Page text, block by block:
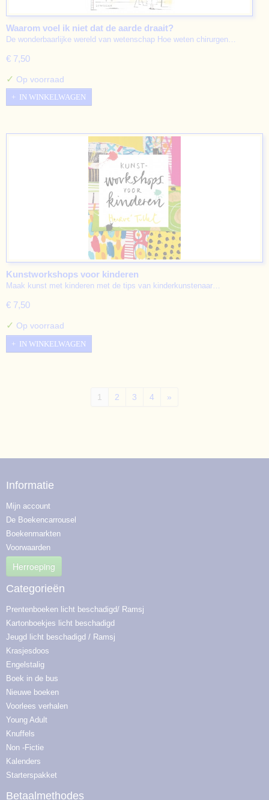
Waarom voel ik niet dat de aarde draait?
De wonderbaarlijke wereld van wetenschap Hoe weten chirurgen…
€ 7,50
✓ Op voorraad
IN WINKELWAGEN
Kunstworkshops voor kinderen
Maak kunst met kinderen met de tips van kinderkunstenaar…
€ 7,50
✓ Op voorraad
IN WINKELWAGEN
1 2 3 4 »
Informatie
Mijn account
De Boekencarrousel
Boekenmarkten
Voorwaarden
Herroeping
Categorieën
Prentenboeken licht beschadigd/ Ramsj
Kartonboekjes licht beschadigd
Jeugd licht beschadigd / Ramsj
Krasjesdoos
Engelstalig
Boek in de bus
Nieuwe boeken
Voorlees verhalen
Young Adult
Knuffels
Non -Fictie
Kalenders
Starterspakket
Betaalmethodes